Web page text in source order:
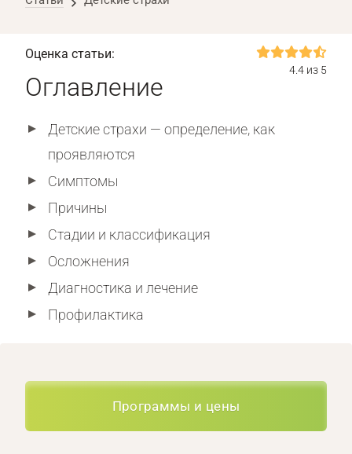
Оценка статьи:
4.4 из 5
Оглавление
Детские страхи — определение, как
проявляются
Симптомы
Причины
Стадии и классификация
Осложнения
Диагностика и лечение
Профилактика
Программы и цены